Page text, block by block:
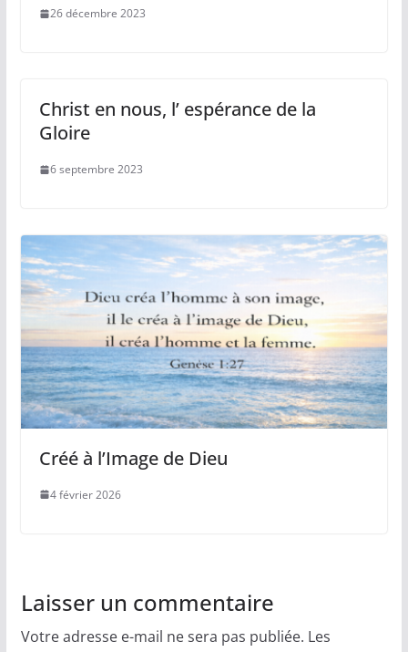
26 décembre 2023
Christ en nous, l’ espérance de la
Gloire
6 septembre 2023
Créé à l’Image de Dieu
4 février 2026
Laisser un commentaire
Votre adresse e-mail ne sera pas publiée. Les